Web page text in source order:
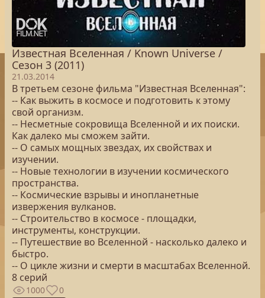
Известная Вселенная / Known Universe /
Сезон 3 (2011)
21.03.2014
В третьем сезоне фильма "Известная Вселенная":
-- Как выжить в космосе и подготовить к этому
свой организм.
-- Несметные сокровища Вселенной и их поиски.
Как далеко мы сможем зайти.
-- О самых мощных звездах, их свойствах и
изучении.
-- Новые технологии в изучении космического
пространства.
-- Космические взрывы и инопланетные
извержения вулканов.
-- Строительство в космосе - площадки,
инструменты, конструкции.
-- Путешествие во Вселенной - насколько далеко и
быстро.
-- О цикле жизни и смерти в масштабах Вселенной.
8 серий
1000 0